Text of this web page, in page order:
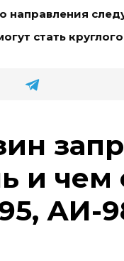
направления
стать
и чем
АИ-